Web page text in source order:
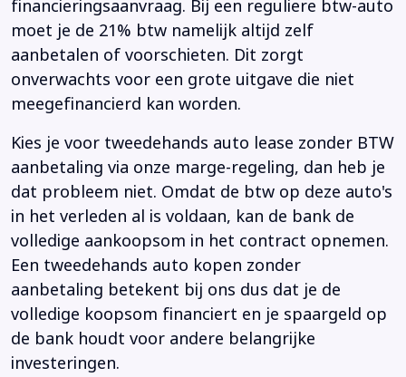
financieringsaanvraag. Bij een reguliere btw-auto
moet je de 21% btw namelijk altijd zelf
aanbetalen of voorschieten. Dit zorgt
onverwachts voor een grote uitgave die niet
meegefinancierd kan worden.
Kies je voor tweedehands auto lease zonder BTW
aanbetaling via onze marge-regeling, dan heb je
dat probleem niet. Omdat de btw op deze auto's
in het verleden al is voldaan, kan de bank de
volledige aankoopsom in het contract opnemen.
Een tweedehands auto kopen zonder
aanbetaling betekent bij ons dus dat je de
volledige koopsom financiert en je spaargeld op
de bank houdt voor andere belangrijke
investeringen.